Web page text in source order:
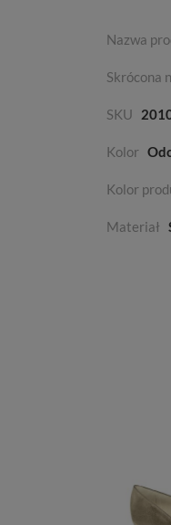
Nazwa
Skrócona
SKU
Kolor
Kolor
Materiał